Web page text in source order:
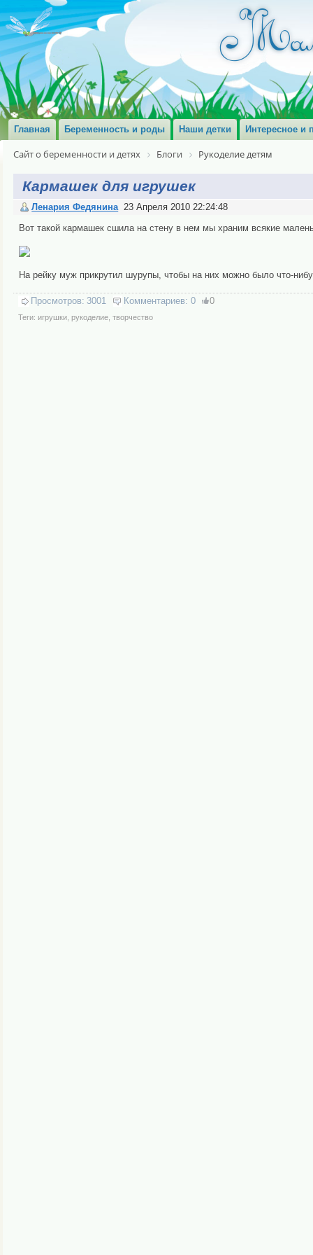
Главная Беременность и роды Наши детки Интересное и
Сайт о беременности и детях Блоги Рукоделие детям
Кармашек для игрушек
Ленария Федянина 23 Апреля 2010 22:24:48
Вот такой кармашек сшила на стену в нем мы храним всякие
На рейку муж прикрутил шурупы, чтобы на них можно было что-
Просмотров: 3001 Комментариев: 0 0
Теги: игрушки, рукоделие, творчество